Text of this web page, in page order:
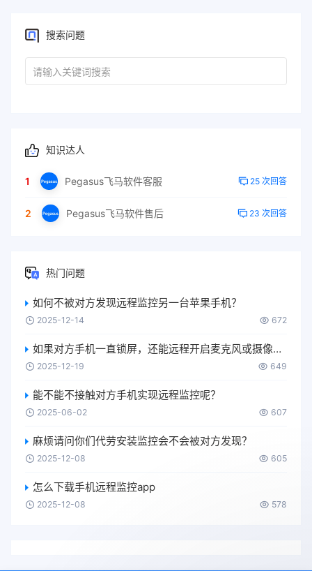
搜索问题
知识达人
1 Pegasus飞马软件客服 25 次回答
2 Pegasus飞马软件售后 23 次回答
热门问题
如何不被对方发现远程监控另一台苹果手机？
2025-12-14 672
如果对方手机一直锁屏，还能远程开启麦克风或摄像头吗？
2025-12-19 649
能不能不接触对方手机实现远程监控呢？
2025-06-02 607
麻烦请问你们代劳安装监控会不会被对方发现？
2025-12-08 605
怎么下载手机远程监控app
2025-12-08 578